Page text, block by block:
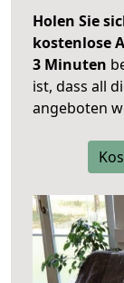
Holen Sie
kostenlose
3 Minuten
ist, dass all
angeboten